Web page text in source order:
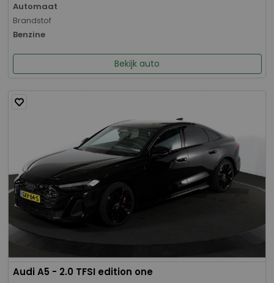
Automaat
Brandstof
Benzine
Bekijk auto
Audi A5 - 2.0 TFSI edition one